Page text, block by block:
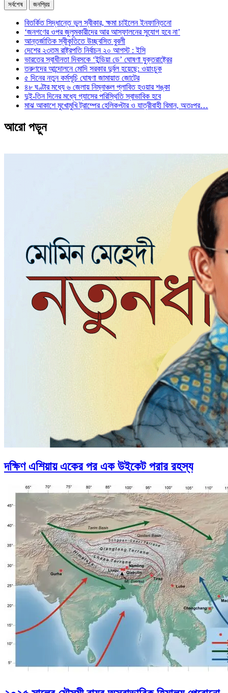
সর্বশেষ জনপ্রিয়
বিতর্কিত সিদ্ধান্তে ভুল স্বীকার, ক্ষমা চাইলেন ইনফান্তিনো
‘জনগণের ওপর জুলুমকারীদের আর আস্ফালনের সুযোগ হবে না’
আন্তর্জাতিক স্বীকৃতিতে উচ্ছ্বসিত বুবলী
দেশের ২৩তম রাষ্ট্রপতি নির্বাচন ২০ আগস্ট : ইসি
ভারতের স্বাধীনতা দিবসকে ‘ইন্ডিয়া ডে’ ঘোষণা যুক্তরাষ্ট্রের
তরুণদের আন্দোলনে মোদি সরকার দুর্বল হয়েছে: ওয়াংচুক
৫ দিনের নতুন কর্মসূচি ঘোষণা জামায়াত জোটের
৪৮ ঘণ্টার মধ্যে ৬ জেলায় নিম্নাঞ্চল প্লাবিত হওয়ার শঙ্কা
দুই-তিন দিনের মধ্যে গ্যাসের পরিস্থিতি স্বাভাবিক হবে
মাঝ আকাশে মুখোমুখি ট্রাম্পের হেলিকপ্টার ও যাত্রীবাহী বিমান, অতঃপর…
আরো পড়ুন
দক্ষিণ এশিয়ায় একের পর এক উইকেট পরার রহস্য